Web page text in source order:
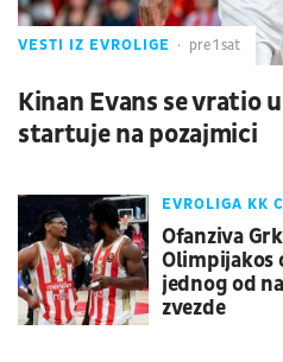
VESTI IZ EVROLIGE pre 1 sat
Kinan Evans se vratio
startuje na pozajmici
EVROLIGA KK
Ofanziva
Olimpijakos
jednog od
zvezde